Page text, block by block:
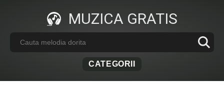
MUZICA GRATIS
CATEGORII